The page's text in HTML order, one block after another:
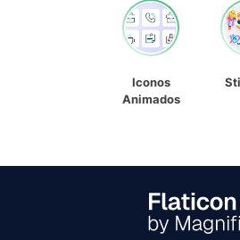
Iconos
Animados